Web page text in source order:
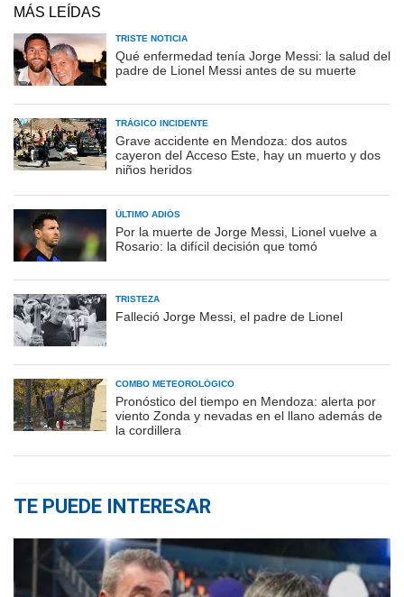
MÁS LEÍDAS
TRISTE NOTICIA
Qué enfermedad tenía Jorge Messi: la salud del
padre de Lionel Messi antes de su muerte
TRÁGICO INCIDENTE
Grave accidente en Mendoza: dos autos
cayeron del Acceso Este, hay un muerto y dos
niños heridos
ÚLTIMO ADIÓS
Por la muerte de Jorge Messi, Lionel vuelve a
Rosario: la difícil decisión que tomó
TRISTEZA
Falleció Jorge Messi, el padre de Lionel
COMBO METEOROLÓGICO
Pronóstico del tiempo en Mendoza: alerta por
viento Zonda y nevadas en el llano además de
la cordillera
TE PUEDE INTERESAR